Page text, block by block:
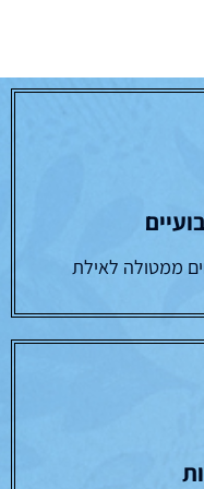
ממטולה לאילת